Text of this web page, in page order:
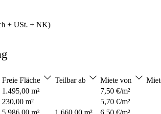
+ USt. + NK)
Freie Fläche Teilbar ab Miete von
1.495,00 m² 7,50 €/m²
230,00 m² 5,70 €/m²